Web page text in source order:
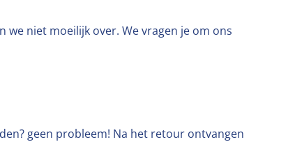
niet moeilijk over. We vragen je om ons
geen probleem! Na het retour ontvangen